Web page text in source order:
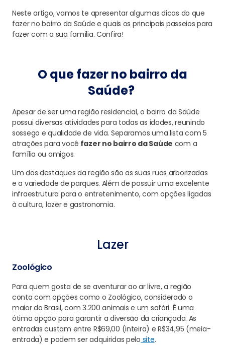
Neste artigo, vamos te apresentar algumas dicas do que
fazer no bairro da Saúde e quais os principais passeios para
fazer com a sua família. Confira!
O que fazer no bairro da
Saúde?
Apesar de ser uma região residencial, o bairro da Saúde
possui diversas atividades para todas as idades, reunindo
sossego e qualidade de vida. Separamos uma lista com 5
atrações para você fazer no bairro da Saúde com a
família ou amigos.
Um dos destaques da região são as suas ruas arborizadas
e a variedade de parques. Além de possuir uma excelente
infraestrutura para o entretenimento, com opções ligadas
à cultura, lazer e gastronomia.
Lazer
Zoológico
Para quem gosta de se aventurar ao ar livre, a região
conta com opções como o Zoológico, considerado o
maior do Brasil, com 3.200 animais e um safári. É uma
ótima opção para garantir a diversão da criançada. As
entradas custam entre R$69,00 (inteira) e R$34,95 (meia-
entrada) e podem ser adquiridas pelo site.